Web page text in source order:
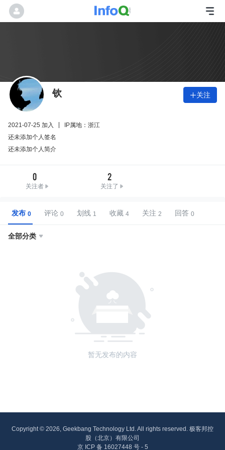
钦 关注
2021-07-25 加入
IP属地：浙江
还未添加个人签名
还未添加个人简介
0
关注者
2
关注了
发布 评论 划线 收藏 关注 回答
全部分类 
暂无发布的内容
Copyright © 2026, Geekbang Technology Ltd. All rights reserved. 极客邦控
股（北京）有限公司
京 ICP 备 16027448 号 - 5